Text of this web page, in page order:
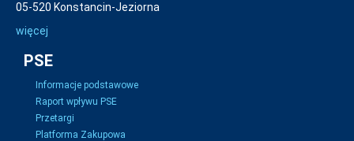
05-520 Konstancin-Jeziorna
więcej
PSE
Informacje podstawowe
Raport wpływu PSE
Przetargi
Platforma Zakupowa